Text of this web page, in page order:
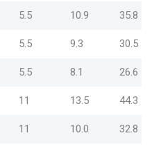
5.5 10.9 35.8
5.5 9.3 30.5
5.5 8.1 26.6
11 13.5 44.3
11 10.0 32.8